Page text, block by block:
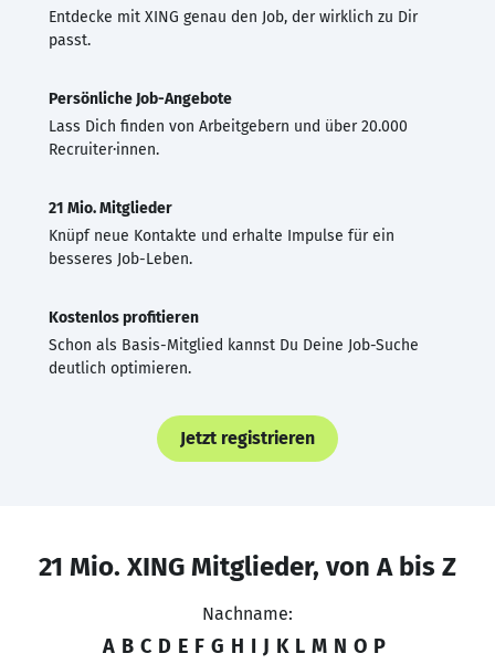
Entdecke mit XING genau den Job, der wirklich zu Dir
passt.
Persönliche Job-Angebote
Lass Dich finden von Arbeitgebern und über 20.000
Recruiter·innen.
21 Mio. Mitglieder
Knüpf neue Kontakte und erhalte Impulse für ein
besseres Job-Leben.
Kostenlos profitieren
Schon als Basis-Mitglied kannst Du Deine Job-Suche
deutlich optimieren.
Jetzt registrieren
21 Mio. XING Mitglieder, von A bis Z
Nachname:
A B C D E F G H I J K L M N O P